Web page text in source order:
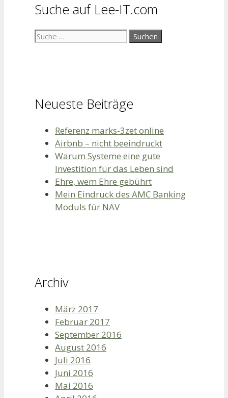
Suche auf Lee-IT.com
Suche
Neueste Beiträge
Referenz marks-3zet online
Airbnb – nicht beeindruckt
Warum Systeme eine gute
Investition für das Leben sind
Ehre, wem Ehre gebührt
Mein Eindruck des AMC Banking
Moduls für NAV
Archiv
März 2017
Februar 2017
September 2016
August 2016
Juli 2016
Juni 2016
Mai 2016